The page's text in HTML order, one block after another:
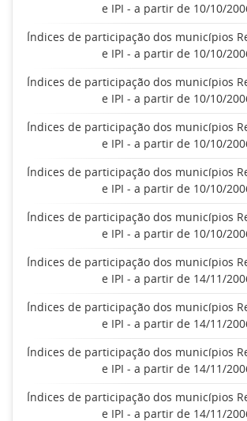
e IPI - a partir de 10/10/
Índices de participação dos municípios
e IPI - a partir de 10/10/
Índices de participação dos municípios
e IPI - a partir de 10/10/
Índices de participação dos municípios
e IPI - a partir de 10/10/
Índices de participação dos municípios
e IPI - a partir de 10/10/
Índices de participação dos municípios
e IPI - a partir de 10/10/
Índices de participação dos municípios
e IPI - a partir de 14/11/
Índices de participação dos municípios
e IPI - a partir de 14/11/
Índices de participação dos municípios
e IPI - a partir de 14/11/
Índices de participação dos municípios
e IPI - a partir de 14/11/